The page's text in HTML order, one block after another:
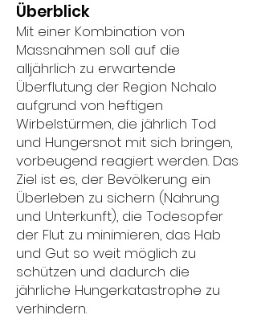
Überblick
Mit einer Kombination von
Massnahmen soll auf die
alljährlich zu erwartende
Überflutung der Region Nchalo
aufgrund von heftigen
Wirbelstürmen, die jährlich Tod
und Hungersnot mit sich bringen,
vorbeugend reagiert werden. Das
Ziel ist es, der Bevölkerung ein
Überleben zu sichern (Nahrung
und Unterkunft), die Todesopfer
der Flut zu minimieren, das Hab
und Gut so weit möglich zu
schützen und dadurch die
jährliche Hungerkatastrophe zu
verhindern.